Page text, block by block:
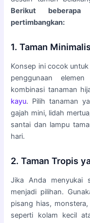
Berikut
pertimbangkan:
1. Taman
Konsep ini cocok
penggunaan
kombinasi tanaman
kayu. Pilih tanaman
gajah mini, lidah
santai dan lampu
hari.
2. Taman Tropis
Jika Anda menyukai
menjadi pilihan.
pisang hias,
seperti kolam kecil